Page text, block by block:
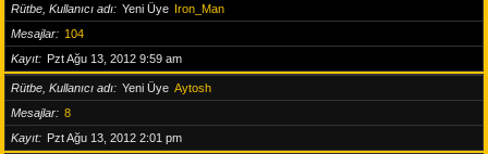
Rütbe, Kullanıcı adı Yeni Üye Iron_Man
Mesajlar
104
Kayıt
Pzt Ağu 13, 2012 9:59 am
Rütbe, Kullanıcı adı Yeni Üye Aytosh
Mesajlar
8
Kayıt
Pzt Ağu 13, 2012 2:01 pm